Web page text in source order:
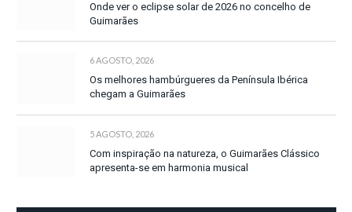
Onde ver o eclipse solar de 2026 no concelho de
Guimarães
6 AGOSTO, 2026
Os melhores hambúrgueres da Península Ibérica
chegam a Guimarães
5 AGOSTO, 2026
Com inspiração na natureza, o Guimarães Clássico
apresenta-se em harmonia musical